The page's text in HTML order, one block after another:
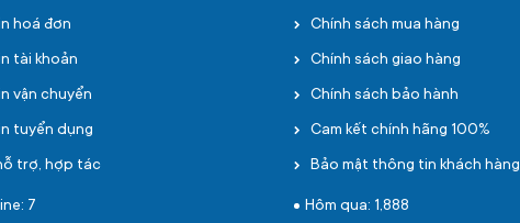
hoá đơn
tài khoản
vận chuyển
tuyển dụng
trợ, hợp tác
7
Chính sách mua hàng
Chính sách giao hàng
Chính sách bảo hành
Cam kết chính hãng 100%
Bảo mật thông tin khách hàng
Hôm qua: 1,888